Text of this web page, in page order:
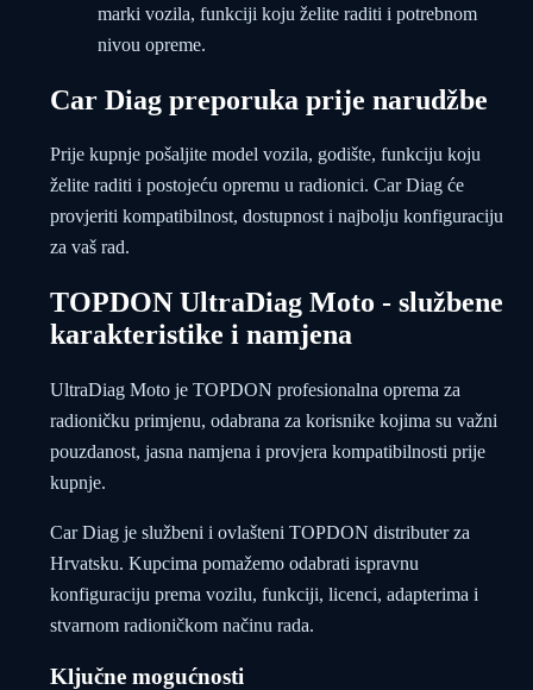
marki vozila, funkciji koju želite raditi i potrebnom
nivou opreme.
Car Diag preporuka prije narudžbe
Prije kupnje pošaljite model vozila, godište, funkciju koju
želite raditi i postojeću opremu u radionici. Car Diag će
provjeriti kompatibilnost, dostupnost i najbolju konfiguraciju
za vaš rad.
TOPDON UltraDiag Moto - službene
karakteristike i namjena
UltraDiag Moto je TOPDON profesionalna oprema za
radioničku primjenu, odabrana za korisnike kojima su važni
pouzdanost, jasna namjena i provjera kompatibilnosti prije
kupnje.
Car Diag je službeni i ovlašteni TOPDON distributer za
Hrvatsku. Kupcima pomažemo odabrati ispravnu
konfiguraciju prema vozilu, funkciji, licenci, adapterima i
stvarnom radioničkom načinu rada.
Ključne mogućnosti